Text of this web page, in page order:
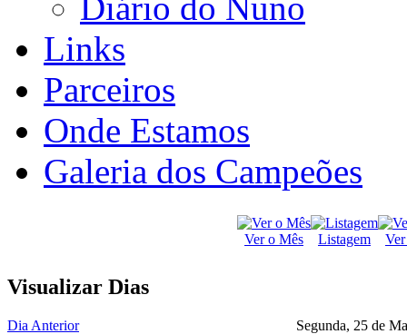
Links
Parceiros
Onde Estamos
Galeria dos Campeões
Ver o Mês Listagem
Visualizar Dias
Dia Anterior
Segunda, 25 de